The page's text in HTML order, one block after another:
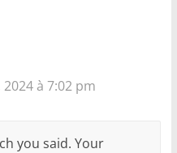
à 7:02 pm
you said. Your